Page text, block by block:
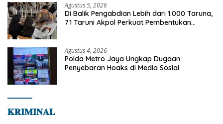
Agustus 5, 2026
Di Balik Pengabdian Lebih dari 1.000 Taruna,
71 Taruni Akpol Perkuat Pembentukan
Agustus 4, 2026
Polda Metro Jaya Ungkap Dugaan
Penyebaran Hoaks di Media Sosial
𝐊𝐑𝐈𝐌𝐈𝐍𝐀𝐋